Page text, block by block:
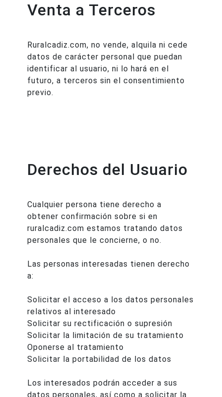
Venta a Terceros
Ruralcadiz.com, no vende, alquila ni cede
datos de carácter personal que puedan
identificar al usuario, ni lo hará en el
futuro, a terceros sin el consentimiento
previo.
Derechos del Usuario
Cualquier persona tiene derecho a
obtener confirmación sobre si en
ruralcadiz.com estamos tratando datos
personales que le concierne, o no.
Las personas interesadas tienen derecho
a:
Solicitar el acceso a los datos personales
relativos al interesado
Solicitar su rectificación o supresión
Solicitar la limitación de su tratamiento
Oponerse al tratamiento
Solicitar la portabilidad de los datos
Los interesados podrán acceder a sus
datos personales, así como a solicitar la